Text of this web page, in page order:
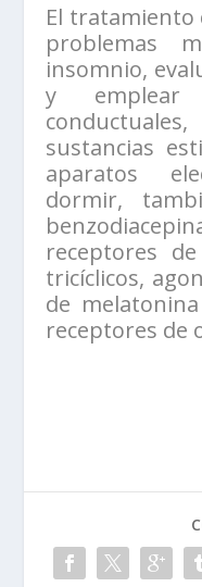
El tratamiento
problemas
insomnio,
y emplear
sustancias
aparatos
dormir,
receptores
tricíclicos,
de
receptores de